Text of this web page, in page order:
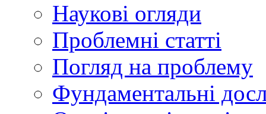
Наукові огляди
Проблемні статті
Погляд на проблему
Фундаментальні